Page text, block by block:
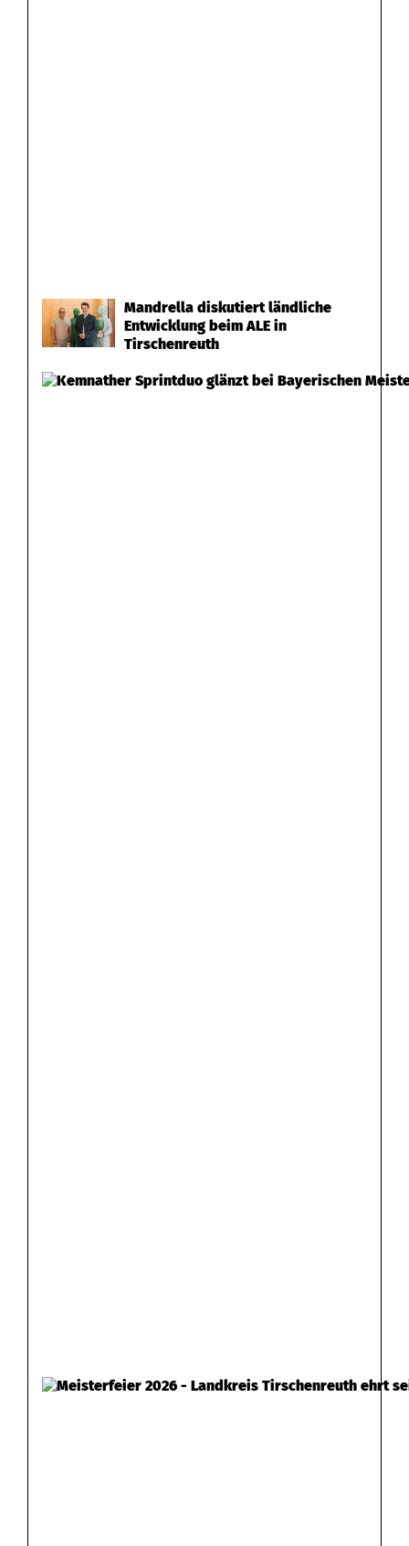
Mandrella diskutiert ländliche
Entwicklung beim ALE in
Tirschenreuth